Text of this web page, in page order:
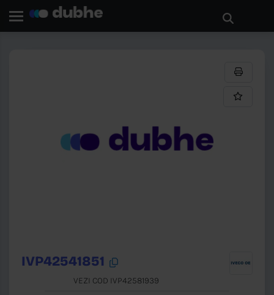
НАЗАД
IVP42541851
VEZI COD IVP42581939